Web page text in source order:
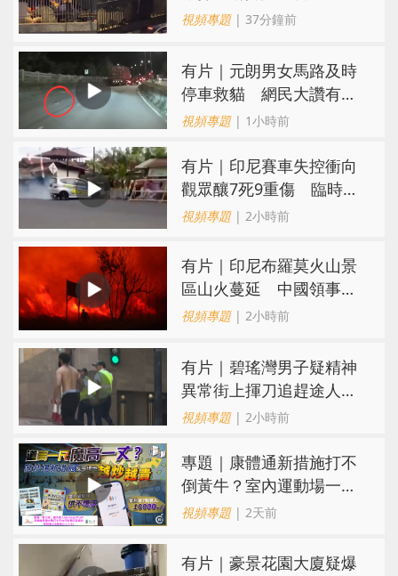
故意傷害已被刑拘
視頻專題| 37分鐘前
有片｜元朗男女馬路及時
停車救貓 網民大讚有型
有愛心
視頻專題| 1小時前
有片｜印尼賽車失控衝向
觀眾釀7死9重傷 臨時賽
道無防護隔離設施
視頻專題| 2小時前
有片｜印尼布羅莫火山景
區山火蔓延 中國領事館
提醒公民暫勿前往
視頻專題| 2小時前
有片｜碧瑤灣男子疑精神
異常街上揮刀追趕途人
一名保安倒地被刺傷
視頻專題| 2小時前
專題｜康體通新措施打不
倒黃牛？室內運動場一場
難求越炒越貴
視頻專題| 2天前
有片｜豪景花園大廈疑爆